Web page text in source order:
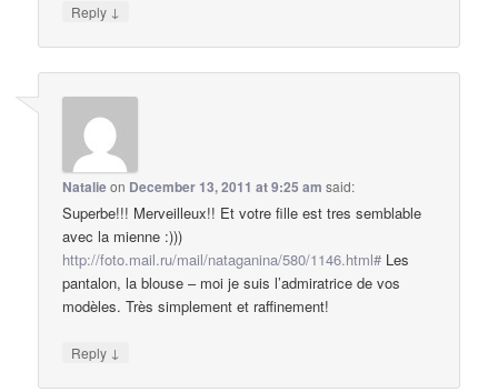
Reply ↓
Natalieon December 13, 2011 at 9:25 am said:
Superbe!!! Merveilleux!! Et votre fille est tres semblable
avec la mienne :)))
http://foto.mail.ru/mail/nataganina/580/1146.html# Les
pantalon, la blouse – moi je suis l’admiratrice de vos
modèles. Très simplement et raffinement!
Reply ↓